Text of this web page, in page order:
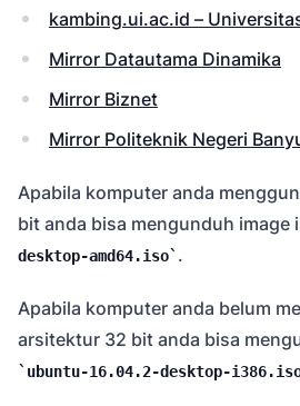
kambing.ui.ac.id –
Mirror Datautama Dinamika
Mirror Biznet
Mirror Politeknik Negeri
Apabila komputer anda
bit anda bisa mengunduh image
desktop-amd64.iso .
Apabila komputer anda belum
arsitektur 32 bit anda bisa
ubuntu-16.04.2-desktop-